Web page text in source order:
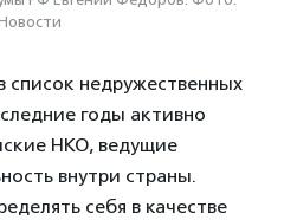
список недружественных
годы активно
НКО, ведущие
внутри страны.
себя в качестве